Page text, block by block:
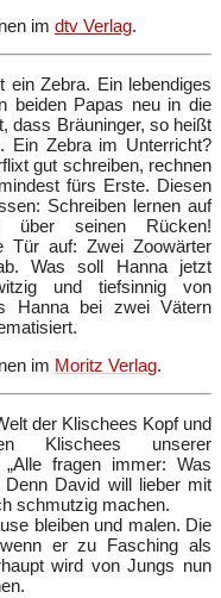
im dtv Verlag.
ein Zebra. Ein lebendiges
beiden Papas neu in die
dass Bräuninger, so heißt
Ein Zebra im Unterricht?
gut schreiben, rechnen
fürs Erste. Diesen
Schreiben lernen auf
über seinen Rücken!
Tür auf: Zwei Zoowärter
Was soll Hanna jetzt
und tiefsinnig von
Hanna bei zwei Vätern
im Moritz Verlag.
der Klischees Kopf und
Klischees unserer
„Alle fragen immer: Was
David will lieber mit
schmutzig machen.
bleiben und malen. Die
er zu Fasching als
wird von Jungs nun